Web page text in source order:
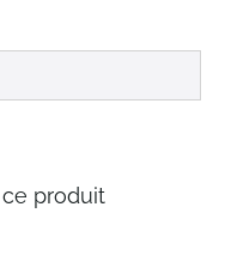
produit